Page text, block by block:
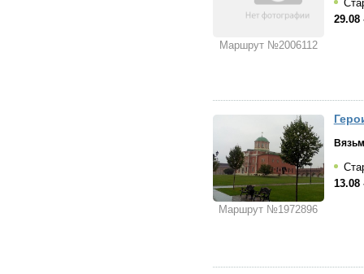
Маршрут №2006112
29.08
Маршрут №1972896
13.08